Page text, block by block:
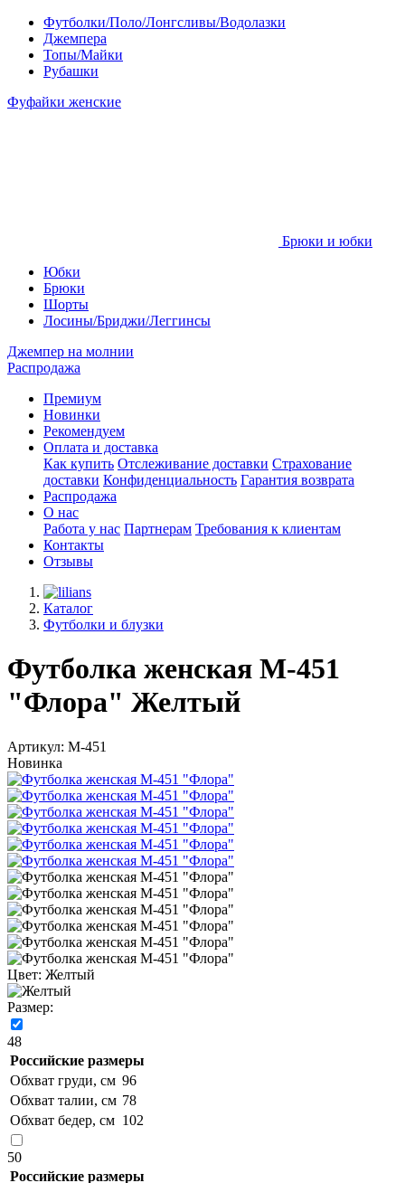
Футболки/Поло/Лонгсливы/Водолазки
Джемпера
Топы/Майки
Рубашки
Фуфайки женские
Брюки и юбки
Юбки
Брюки
Шорты
Лосины/Бриджи/Леггинсы
Джемпер на молнии
Распродажа
Премиум
Новинки
Рекомендуем
Оплата и доставка
Как купить Отслеживание доставки Страхование
доставки Конфиденциальность Гарантия возврата
Распродажа
О нас
Работа у нас Партнерам Требования к клиентам
Контакты
Отзывы
Каталог
Футболки и блузки
Футболка женская М-451
"Флора" Желтый
Артикул: М-451
Новинка
Цвет: Желтый
Размер:
48
Российские размеры
Обхват груди, см 96
Обхват талии, см 78
Обхват бедер, см 102
50
Российские размеры